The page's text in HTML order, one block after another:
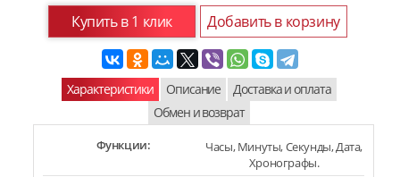
Купить в 1 клик Добавить в корзину
Характеристики Описание
Доставка и оплата
Обмен и возврат
Функции:
Часы, Минуты, Секунды, Дата,
Хронографы.